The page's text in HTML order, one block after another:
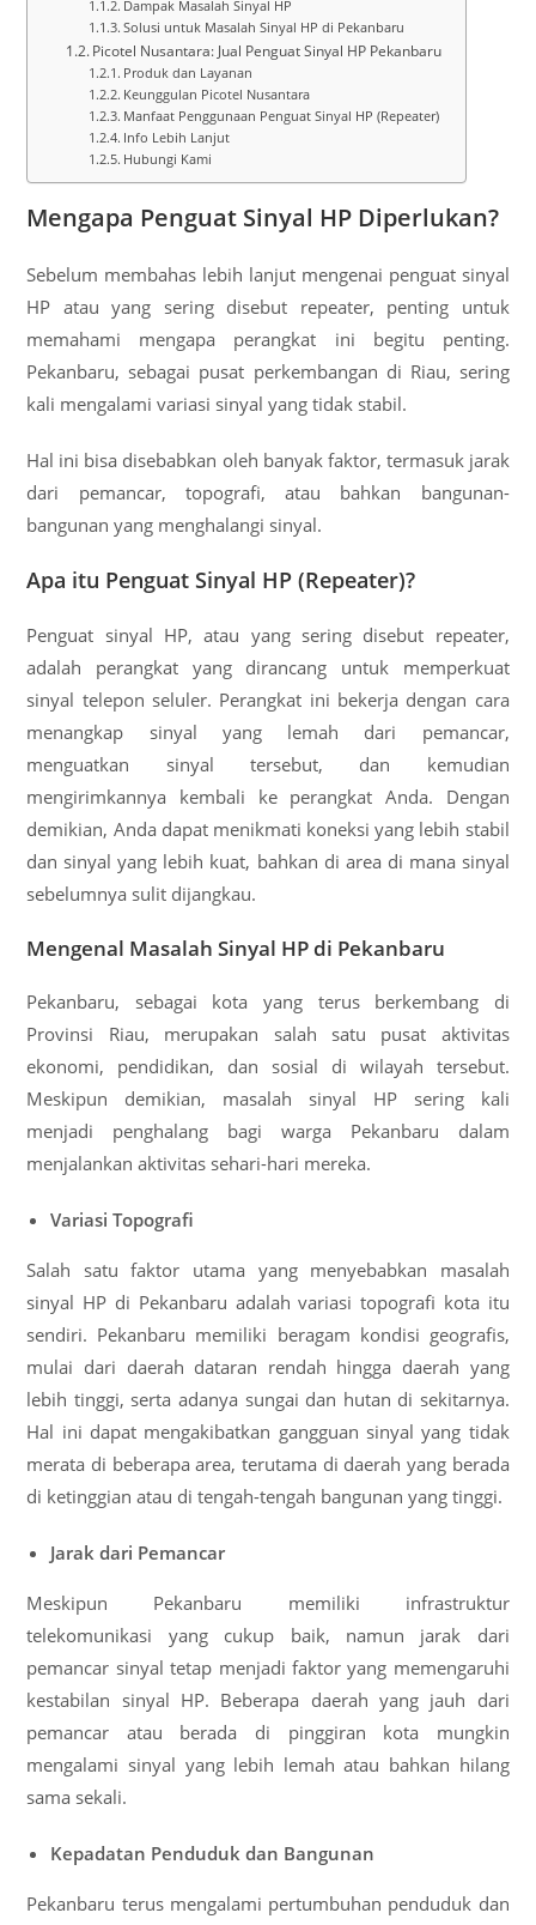
Dampak Masalah Sinyal HP
Solusi untuk Masalah Sinyal HP di Pekanbaru
Picotel Nusantara: Jual Penguat Sinyal HP Pekanbaru
Produk dan Layanan
Keunggulan Picotel Nusantara
Manfaat Penggunaan Penguat Sinyal HP (Repeater)
Info Lebih Lanjut
Hubungi Kami
Mengapa Penguat Sinyal HP Diperlukan?
Sebelum membahas lebih lanjut mengenai penguat sinyal
HP atau yang sering disebut repeater, penting untuk
memahami mengapa perangkat ini begitu penting.
Pekanbaru, sebagai pusat perkembangan di Riau, sering
kali mengalami variasi sinyal yang tidak stabil.
Hal ini bisa disebabkan oleh banyak faktor, termasuk jarak
dari pemancar, topografi, atau bahkan bangunan-
bangunan yang menghalangi sinyal.
Apa itu Penguat Sinyal HP (Repeater)?
Penguat sinyal HP, atau yang sering disebut repeater,
adalah perangkat yang dirancang untuk memperkuat
sinyal telepon seluler. Perangkat ini bekerja dengan cara
menangkap sinyal yang lemah dari pemancar,
menguatkan sinyal tersebut, dan kemudian
mengirimkannya kembali ke perangkat Anda. Dengan
demikian, Anda dapat menikmati koneksi yang lebih stabil
dan sinyal yang lebih kuat, bahkan di area di mana sinyal
sebelumnya sulit dijangkau.
Mengenal Masalah Sinyal HP di Pekanbaru
Pekanbaru, sebagai kota yang terus berkembang di
Provinsi Riau, merupakan salah satu pusat aktivitas
ekonomi, pendidikan, dan sosial di wilayah tersebut.
Meskipun demikian, masalah sinyal HP sering kali
menjadi penghalang bagi warga Pekanbaru dalam
menjalankan aktivitas sehari-hari mereka.
Variasi Topografi
Salah satu faktor utama yang menyebabkan masalah
sinyal HP di Pekanbaru adalah variasi topografi kota itu
sendiri. Pekanbaru memiliki beragam kondisi geografis,
mulai dari daerah dataran rendah hingga daerah yang
lebih tinggi, serta adanya sungai dan hutan di sekitarnya.
Hal ini dapat mengakibatkan gangguan sinyal yang tidak
merata di beberapa area, terutama di daerah yang berada
di ketinggian atau di tengah-tengah bangunan yang tinggi.
Jarak dari Pemancar
Meskipun Pekanbaru memiliki infrastruktur
telekomunikasi yang cukup baik, namun jarak dari
pemancar sinyal tetap menjadi faktor yang memengaruhi
kestabilan sinyal HP. Beberapa daerah yang jauh dari
pemancar atau berada di pinggiran kota mungkin
mengalami sinyal yang lebih lemah atau bahkan hilang
sama sekali.
Kepadatan Penduduk dan Bangunan
Pekanbaru terus mengalami pertumbuhan penduduk dan